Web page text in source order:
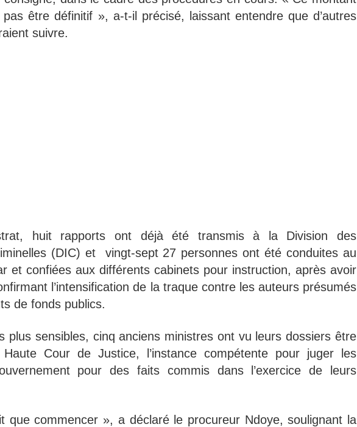
être définitif », a-t-il précisé, laissant entendre que d’autres
suivre.
huit rapports ont déjà été transmis à la Division des
(DIC) et vingt-sept 27 personnes ont été conduites au
et confiées aux différents cabinets pour instruction, après avoir
l’intensification de la traque contre les auteurs présumés
de fonds publics.
plus sensibles, cinq anciens ministres ont vu leurs dossiers être
Cour de Justice, l’instance compétente pour juger les
pour des faits commis dans l’exercice de leurs
que commencer », a déclaré le procureur Ndoye, soulignant la